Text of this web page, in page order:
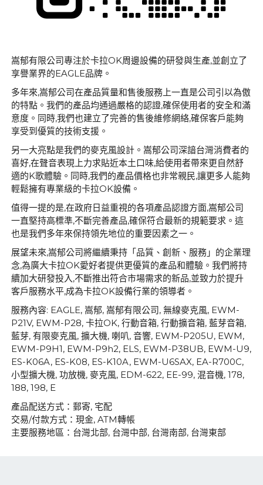
嵩郁有限公司專注於卡拉OK周邊設備的研發與生產,並創立了
享譽業界的EAGLE品牌。
多年來,嵩郁公司在產品質量和售後服務上一直是公司引以為傲
的特點。我們的產品均通過嚴格的認證,確保使用者的安全和滿
意度。同時,我們也建立了完善的售後維修網絡,確保客戶能夠
享受到優質的技術支援。
另一大亮點是我們的麥克風設計。嵩郁公司深諳台灣消費者的
喜好,在聲音表現上力求貼近本土口味,給使用者帶來更自然舒
適的K歌體驗。同時,我們的產品價格也非常親民,讓更多人能夠
輕鬆擁有專業級的卡拉OK設備。
值得一提的是,在政府日益重視的各項產品認證方面,嵩郁公司
一直堅持高標準,不斷完善產品,確保符合最新的規範要求。這
也是我們多年來保持領先地位的重要因素之一。
展望未來,嵩郁公司將繼續秉持「品質、創新、服務」的企業理
念,為廣大卡拉OK愛好者提供更優質的產品和體驗。我們將持
續加大研發投入,不斷推出符合市場需求的新品,並致力於提升
客戶服務水平,成為卡拉OK設備行業的領導者。
服務內容: EAGLE, 嵩郁, 嵩郁有限公司, 無線麥克風, EWM-
P21V, EWM-P28, 卡拉OK, 行動音箱, 行動擴音箱, 藍芽音箱,
藍芽, 有限麥克風, 擴大機, 喇叭, 音響, EWM-P205U, EWM,
EWM-P9H1, EWM-P9h2, ELS, EWM-P38UB, EWM-U9,
ES-K06A, ES-K08, ES-K10A, EWM-U6SAX, EA-R700C,
小型擴大機, 功放機, 麥克風, EDM-622, EE-99, 混音機, 178,
188, 198, E
產品配送方式：郵寄, 宅配
交易/付款方式：現金, ATM轉帳
主要服務地區：台灣北部, 台灣中部, 台灣南部, 台灣東部